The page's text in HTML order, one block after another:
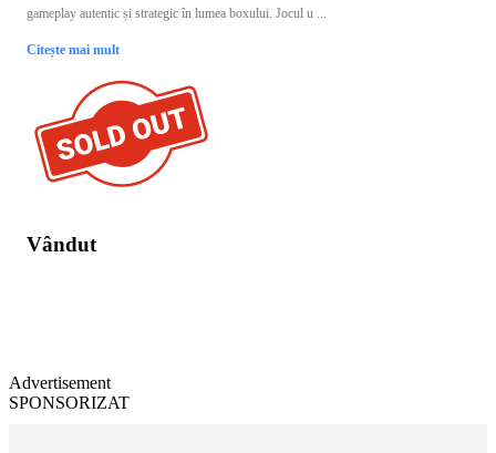
gameplay autentic și strategic în lumea boxului. Jocul u ...
Citește mai mult
Vândut
Advertisement
SPONSORIZAT